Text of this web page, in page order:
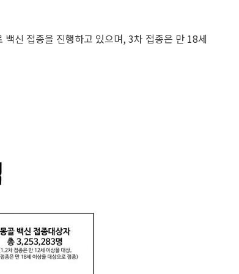
신 접종을 진행하고 있으며, 3차 접종은 만 18세